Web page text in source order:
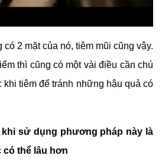
2 mặt của nó, tiêm mũi cũng vậy.
thì cũng có một vài điều cần chú
khi tiêm để tránh những hậu quả có
khi sử dụng phương pháp này là
có thể lâu hơn